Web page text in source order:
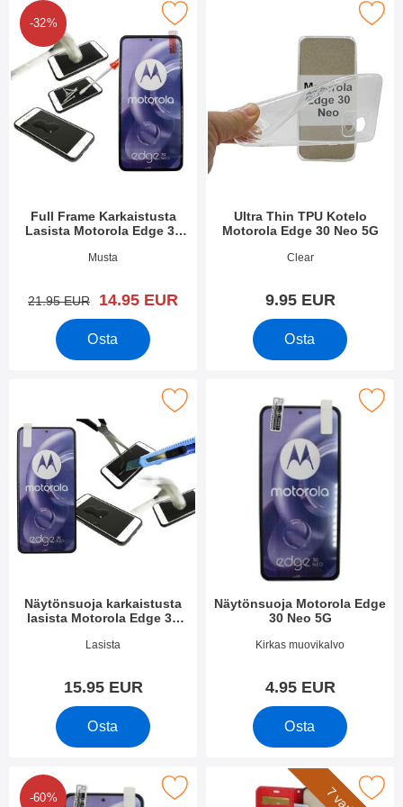
-32%
Full Frame Karkaistusta
Lasista Motorola Edge 30
Tuote.nro 47412
Musta
vanha hinta
21.95 EUR uusi hinta
14.95 EUR
Osta
Frame Karkaistusta Lasista Motorola Edge 30 Neo 5G
Ultra Thin TPU Kotelo
Motorola Edge 30 Neo 5G
Tuote.nro 45250
Clear
9.95 EUR
Osta
Merkitse ultra Thin TPU Kotelo
Näytönsuoja karkaistusta
lasista Motorola Edge 30
Tuote.nro 45199
Lasista
15.95 EUR
Osta
karkaistusta lasista Motorola Edge 30 Neo 5G
Näytönsuoja Motorola Edge
30 Neo 5G
Tuote.nro 45114
Kirkas muovikalvo
4.95 EUR
Osta
Merkitse näytönsuoja Motorola
-60%
näytönsuojakalvopakett Motorola Edge 30 Neo 5G
Merkitse crazy Horse Lompakko